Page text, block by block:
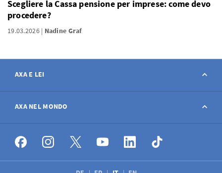
Scegliere la Cassa pensione per imprese: come devo
procedere?
19.03.2026 Nadine Graf
AXA E LEI
Contatto
Avviso sinistro
Offerte di lavoro
AXA NEL MONDO
AXA nel mondo